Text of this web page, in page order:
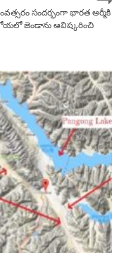
సందర్భంగా భార‌త ఆర్మీకి
జెండాను ఆవిష్కరించి